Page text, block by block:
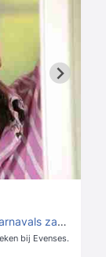
zangers
bij Evenses.